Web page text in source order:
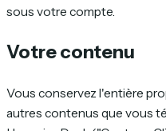
sous votre compte.
Votre contenu
Vous conservez l'entière
autres contenus que vous